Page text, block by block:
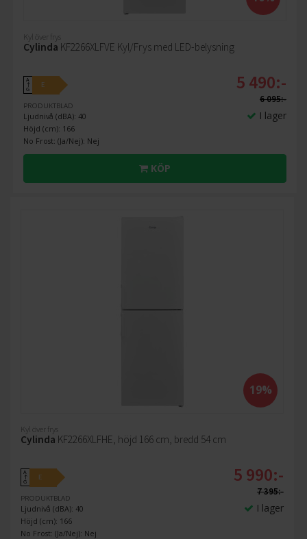
Kyl över frys
Cylinda KF2266XLFVE Kyl/Frys med LED-belysning
A
↑
G
E
PRODUKTBLAD
Ljudnivå (dBA): 40
Höjd (cm): 166
No Frost: (Ja/Nej): Nej
5 490:-
6 095:-
I lager
KÖP
19%
Kyl över frys
Cylinda KF2266XLFHE, höjd 166 cm, bredd 54 cm
A
↑
G
E
PRODUKTBLAD
Ljudnivå (dBA): 40
Höjd (cm): 166
No Frost: (Ja/Nej): Nej
5 990:-
7 395:-
I lager